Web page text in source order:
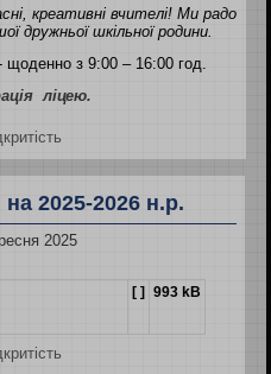
креативні вчителі! Ми радо
дружньої шкільної родини.
з 9:00 – 16:00 год.
ліцею.
2025-2026 н.р.
2025
[ ] 993 kB